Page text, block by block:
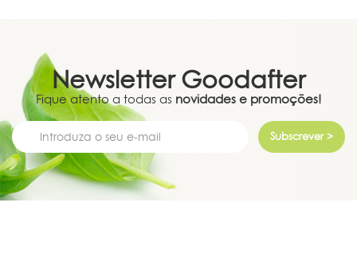
Newsletter Goodafter
Fique atento a todas as novidades e promoções!
Subscrever >